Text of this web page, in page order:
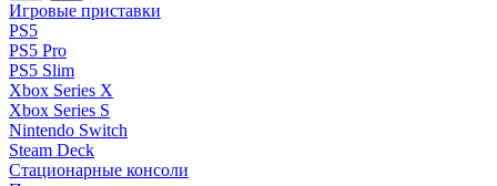
Игровые приставки
PS5
PS5 Pro
PS5 Slim
Xbox Series X
Xbox Series S
Nintendo Switch
Steam Deck
Стационарные консоли